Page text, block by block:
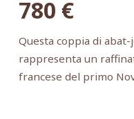
780 €
Questa coppia di
rappresenta un
francese del primo